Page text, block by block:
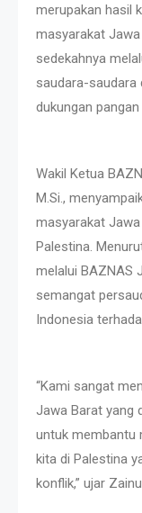
merupakan hasil
masyarakat
sedekahnya
saudara-saudara
dukungan
Wakil Ketua
M.Si.,
masyarakat
Palestina.
melalui BAZNAS
semangat
Indonesia
“Kami sangat
Jawa Barat yang
untuk membantu
kita di Palestina
konflik,” ujar